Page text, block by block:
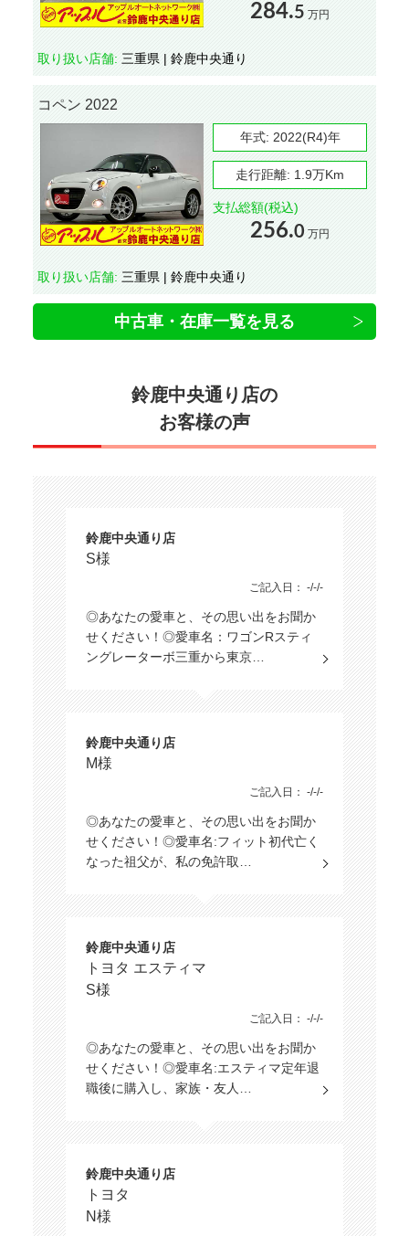
284.5 万円
取り扱い店舗: 三重県 | 鈴鹿中央通り
コペン 2022
年式: 2022(R4)年
走行距離: 1.9万Km
支払総額(税込)
256.0 万円
取り扱い店舗: 三重県 | 鈴鹿中央通り
中古車・在庫一覧を見る
鈴鹿中央通り店の
お客様の声
鈴鹿中央通り店
S様
ご記入日： -/-/-
◎あなたの愛車と、その思い出をお聞か
せください！◎愛車名：ワゴンRスティ
ングレーターボ三重から東京…
鈴鹿中央通り店
M様
ご記入日： -/-/-
◎あなたの愛車と、その思い出をお聞か
せください！◎愛車名:フィット初代亡く
なった祖父が、私の免許取…
鈴鹿中央通り店
トヨタ エスティマ
S様
ご記入日： -/-/-
◎あなたの愛車と、その思い出をお聞か
せください！◎愛車名:エスティマ定年退
職後に購入し、家族・友人…
鈴鹿中央通り店
トヨタ
N様